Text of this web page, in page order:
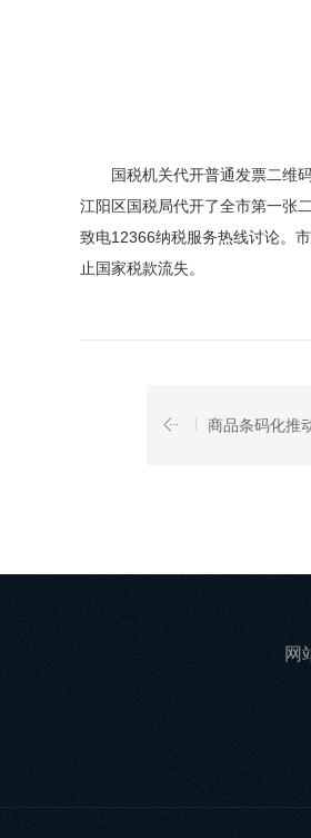
国税机关代开普通发票二维码
江阳区国税局代开了全市第一张
致电12366纳税服务热线讨论。
止国家税款流失。
商品条码化推
网